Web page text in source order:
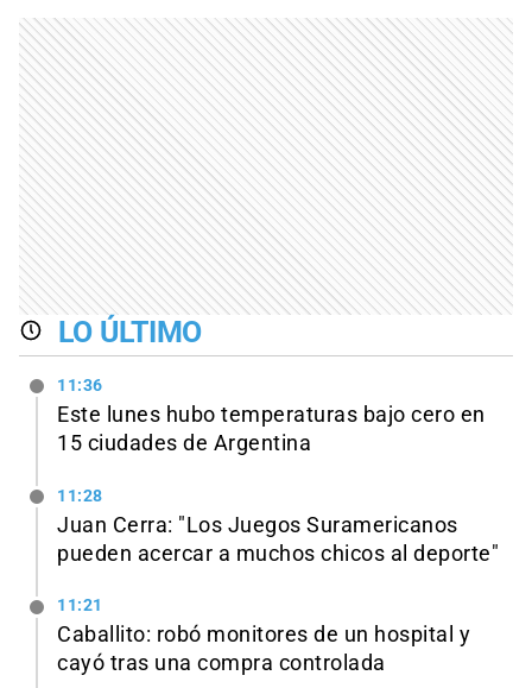
LO ÚLTIMO
11:36
Este lunes hubo temperaturas bajo cero en
15 ciudades de Argentina
11:28
Juan Cerra: "Los Juegos Suramericanos
pueden acercar a muchos chicos al deporte"
11:21
Caballito: robó monitores de un hospital y
cayó tras una compra controlada